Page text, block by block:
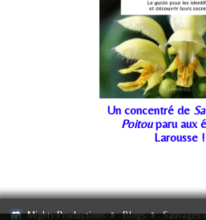
Un concentré de
Poitouparu aux
Larousse !
Mighty Productions Blogs Sauvages